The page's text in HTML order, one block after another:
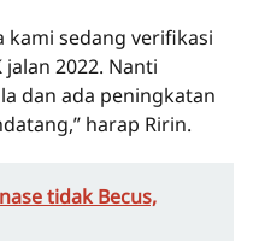
kami sedang verifikasi
2022. Nanti
dan ada peningkatan
harap Ririn.
tidak Becus,